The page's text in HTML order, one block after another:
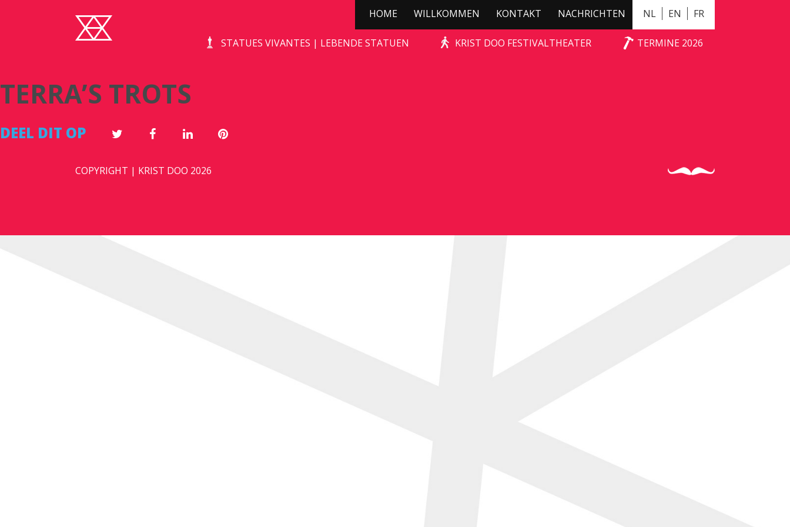
NL EN FR
HOME WILLKOMMEN KONTAKT NACHRICHTEN
STATUES VIVANTES | LEBENDE STATUEN KRIST DOO FESTIVALTHEATER TERMINE 2026
TERRA’S TROTS
TERRA’S TROTS
DEEL DIT OP
COPYRIGHT | KRIST DOO 2026